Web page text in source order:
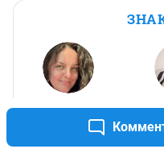
Алёнушка,42